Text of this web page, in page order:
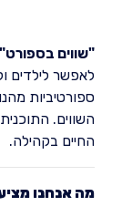
"שווים בספורט"
לאפשר לילדים
ספורטיביות
החיים בקהילה.
מה אנחנו